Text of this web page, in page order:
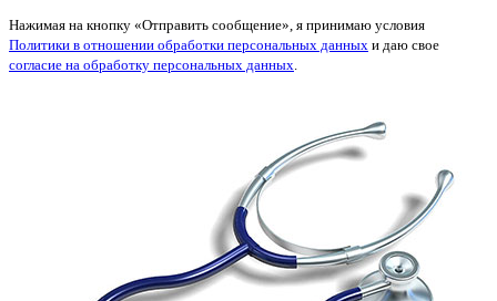
Нажимая на кнопку «Отправить сообщение», я принимаю условия
Политики в отношении обработки персональных данных и даю свое
согласие на обработку персональных данных.